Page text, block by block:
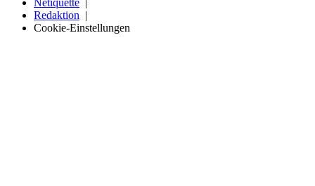
Redaktion
Cookie-Einstellungen